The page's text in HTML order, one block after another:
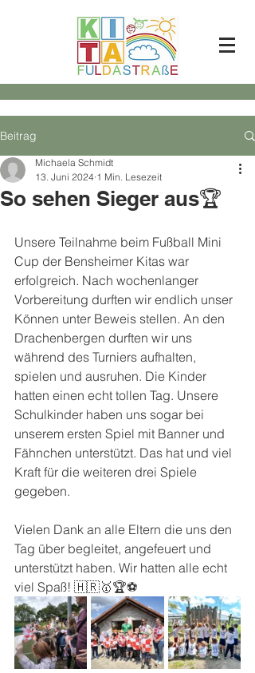
Beitrag
So sehen Sieger aus🏆
Michaela Schmidt
13. Juni 2024 1 Min. Lesezeit
Unsere Teilnahme beim Fußball Mini
Cup der Bensheimer Kitas war
erfolgreich. Nach wochenlanger
Vorbereitung durften wir endlich unser
Können unter Beweis stellen. An den
Drachenbergen durften wir uns
während des Turniers aufhalten,
spielen und ausruhen. Die Kinder
hatten einen echt tollen Tag. Unsere
Schulkinder haben uns sogar bei
unserem ersten Spiel mit Banner und
Fähnchen unterstützt. Das hat und viel
Kraft für die weiteren drei Spiele
gegeben.
Vielen Dank an alle Eltern die uns den
Tag über begleitet, angefeuert und
unterstützt haben. Wir hatten alle echt
viel Spaß! 🇭🇷🥇🏆⚽️